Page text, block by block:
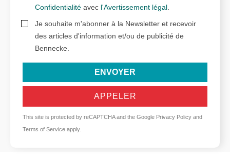
Confidentialité avec l'Avertissement légal
Je souhaite m'abonner à la Newsletter et recevoir
des articles d'information et/ou de publicité de
Bennecke.
ENVOYER
APPELER
This site is protected by reCAPTCHA and the Google Privacy Policy and
Terms of Service apply.